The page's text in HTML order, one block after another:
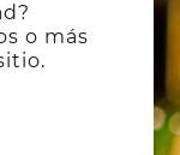
o más